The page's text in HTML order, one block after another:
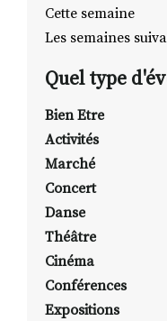
Cette semaine
Les semaines
Quel type
Bien Etre
Activités
Marché
Concert
Danse
Théâtre
Cinéma
Conférences
Expositions